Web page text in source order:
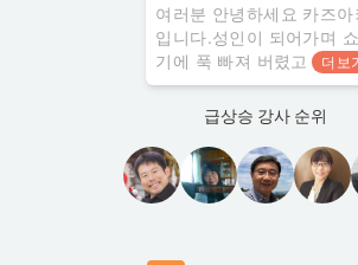
여러분 안녕하세요 카즈아
입니다.성인이 되어가며 쇼
기에 푹 빠져 버렸고 그 매
을 전하고 싶은 마음에 쇼
기 강사 자격증을 취득하였
주로 가르치고 있습니다. "
인을 위한 쇼기 초급반이
지 않다." 라는 말을 자주
더보
급상승 강사 순위